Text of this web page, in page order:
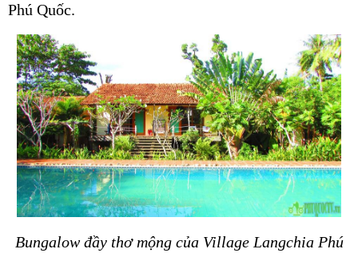
Phú Quốc.
Bungalow đầy thơ mộng của Village Langchia Phú